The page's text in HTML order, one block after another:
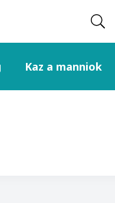
Ouvrir
Kaz a manniok